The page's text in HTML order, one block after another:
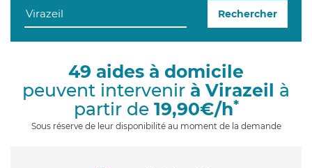
g
Rechercher
49 aides à domicile
peuvent intervenir à Virazeil à
partir de 19,90€/h*
Sous réserve de leur disponibilité au moment de la demande